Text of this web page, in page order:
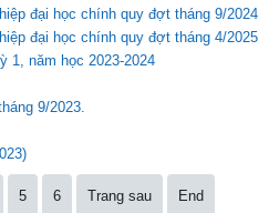
đại học chính quy đợt tháng 9/2024
đại học chính quy đợt tháng 4/2025
1, năm học 2023-2024
9/2023.
5 6 Trang sau End